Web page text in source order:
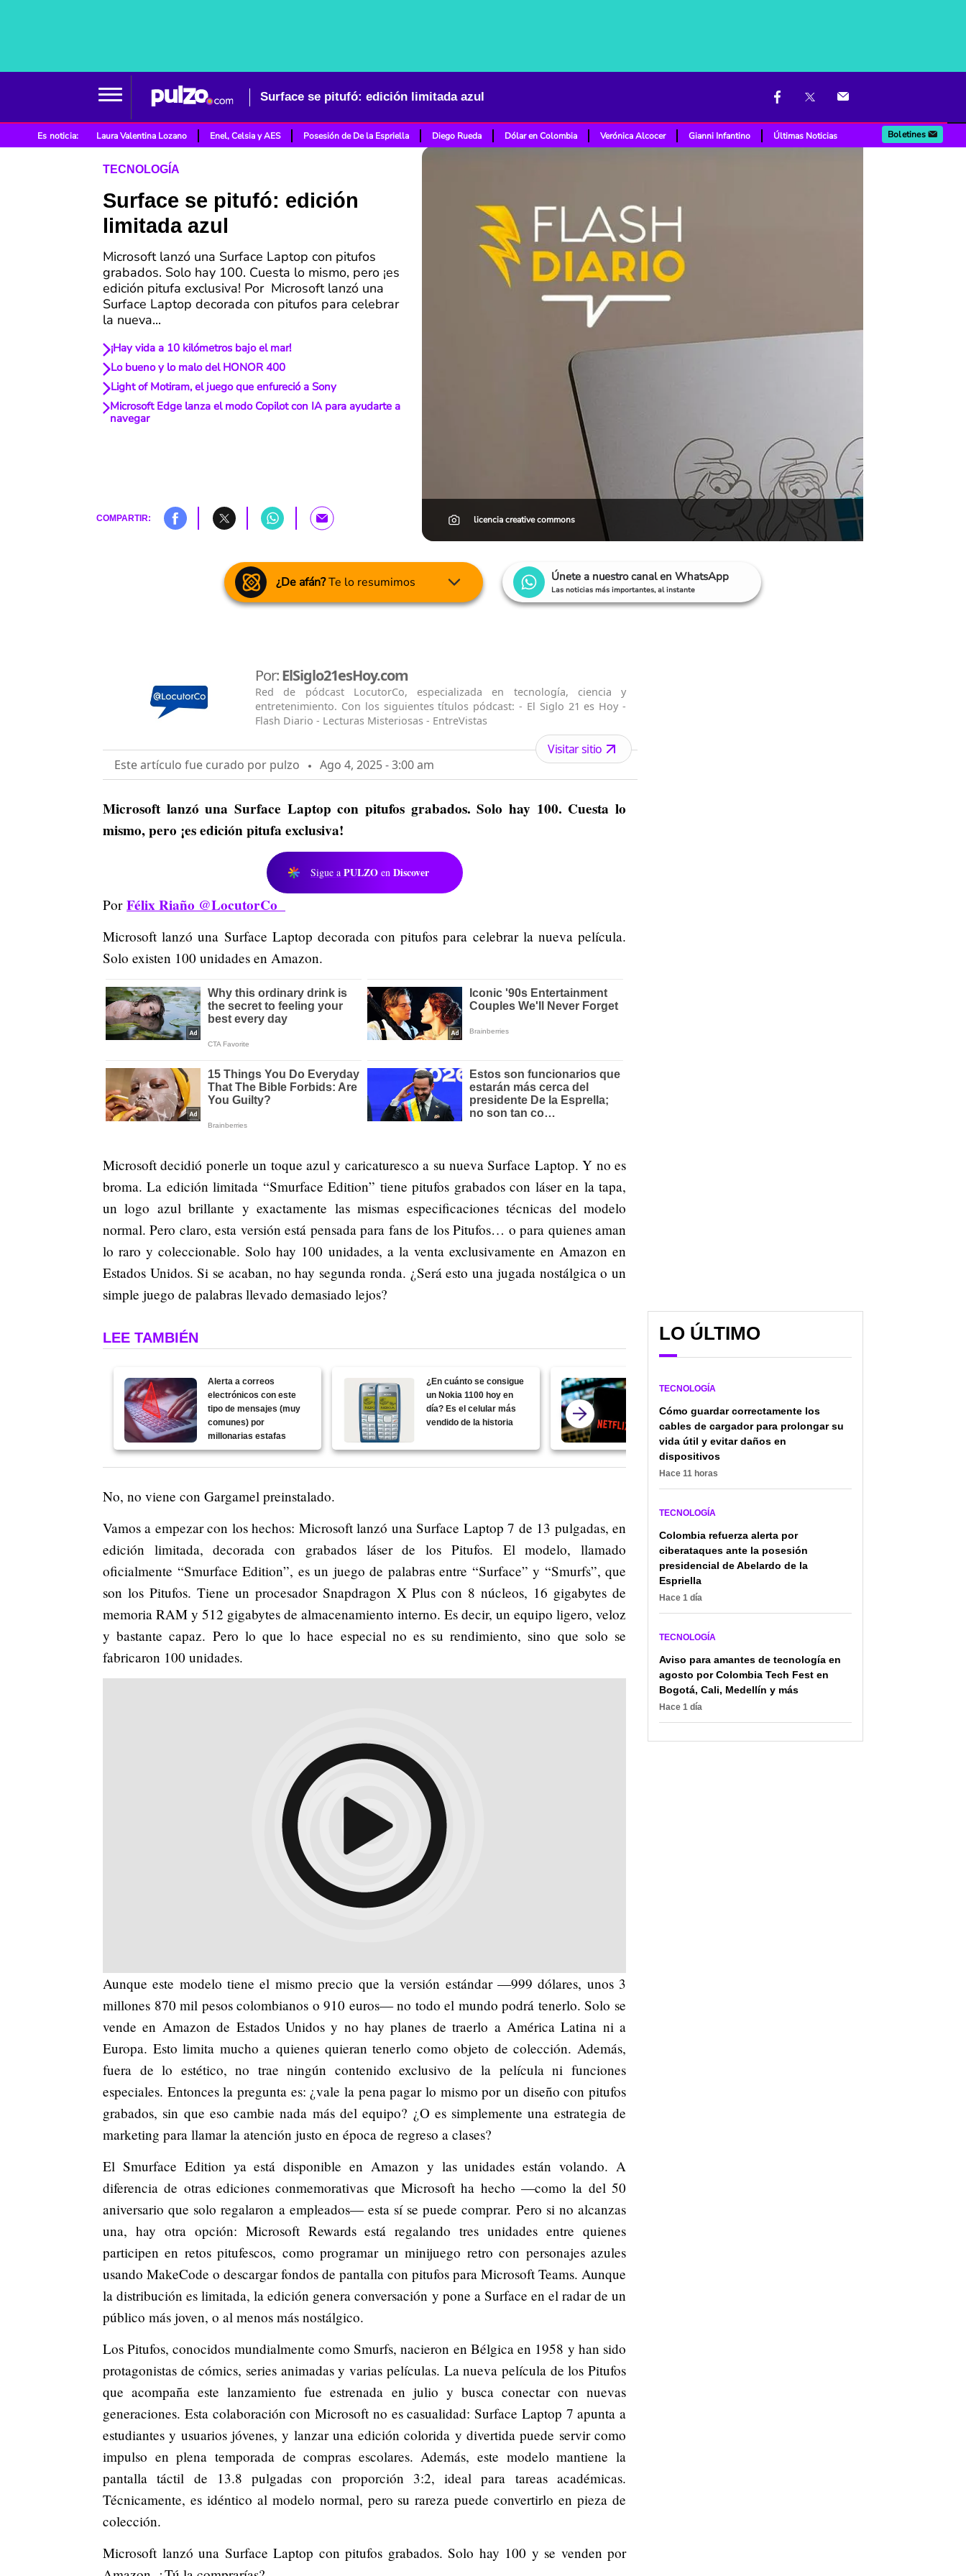
Surface se pitufó: edición limitada azul
Es noticia: Laura Valentina Lozano Enel, Celsia y AES Posesión de De la Espriella Diego Rueda Dólar en Colombia Verónica Alcocer Gianni Infantino Últimas Noticias Boletines
TECNOLOGÍA
Surface se pitufó: edición
limitada azul
Microsoft lanzó una Surface Laptop con pitufos
grabados. Solo hay 100. Cuesta lo mismo, pero ¡es
edición pitufa exclusiva! Por Microsoft lanzó una
Surface Laptop decorada con pitufos para celebrar
la nueva...
¡Hay vida a 10 kilómetros bajo el mar!
Lo bueno y lo malo del HONOR 400
Light of Motiram, el juego que enfureció a Sony
Microsoft Edge lanza el modo Copilot con IA para ayudarte a
navegar
COMPARTIR: licencia creative commons
¿De afán?Te lo resumimos Únete a nuestro canal en WhatsApp
Las noticias más importantes, al instante
Por:ElSiglo21esHoy.com
Red de pódcast LocutorCo, especializada en tecnología, ciencia y
entretenimiento. Con los siguientes títulos pódcast: - El Siglo 21 es Hoy -
Flash Diario - Lecturas Misteriosas - EntreVistas
Este artículo fue curado por pulzo Ago 4, 2025 - 3:00 am
Visitar sitio
Microsoft lanzó una Surface Laptop con pitufos grabados. Solo hay 100. Cuesta lo
mismo, pero ¡es edición pitufa exclusiva!
Sigue a PULZO en Discover
Por Félix Riaño @LocutorCo
Microsoft lanzó una Surface Laptop decorada con pitufos para celebrar la nueva película.
Solo existen 100 unidades en Amazon.
Microsoft decidió ponerle un toque azul y caricaturesco a su nueva Surface Laptop. Y no es
broma. La edición limitada “Smurface Edition” tiene pitufos grabados con láser en la tapa,
un logo azul brillante y exactamente las mismas especificaciones técnicas del modelo
normal. Pero claro, esta versión está pensada para fans de los Pitufos… o para quienes aman
lo raro y coleccionable. Solo hay 100 unidades, a la venta exclusivamente en Amazon en
Estados Unidos. Si se acaban, no hay segunda ronda. ¿Será esto una jugada nostálgica o un
simple juego de palabras llevado demasiado lejos?
LEE TAMBIÉN
Alerta a correos
electrónicos con este
tipo de mensajes (muy
comunes) por
millonarias estafas
¿En cuánto se consigue
un Nokia 1100 hoy en
día? Es el celular más
vendido de la historia
Tener Netflix va a salir
más caro: suscripción
más pagada va a
desaparecer muy pronto
No, no viene con Gargamel preinstalado.
Vamos a empezar con los hechos: Microsoft lanzó una Surface Laptop 7 de 13 pulgadas, en
edición limitada, decorada con grabados láser de los Pitufos. El modelo, llamado
oficialmente “Smurface Edition”, es un juego de palabras entre “Surface” y “Smurfs”, que
son los Pitufos. Tiene un procesador Snapdragon X Plus con 8 núcleos, 16 gigabytes de
memoria RAM y 512 gigabytes de almacenamiento interno. Es decir, un equipo ligero, veloz
y bastante capaz. Pero lo que lo hace especial no es su rendimiento, sino que solo se
fabricaron 100 unidades.
Aunque este modelo tiene el mismo precio que la versión estándar —999 dólares, unos 3
millones 870 mil pesos colombianos o 910 euros— no todo el mundo podrá tenerlo. Solo se
vende en Amazon de Estados Unidos y no hay planes de traerlo a América Latina ni a
Europa. Esto limita mucho a quienes quieran tenerlo como objeto de colección. Además,
fuera de lo estético, no trae ningún contenido exclusivo de la película ni funciones
especiales. Entonces la pregunta es: ¿vale la pena pagar lo mismo por un diseño con pitufos
grabados, sin que eso cambie nada más del equipo? ¿O es simplemente una estrategia de
marketing para llamar la atención justo en época de regreso a clases?
El Smurface Edition ya está disponible en Amazon y las unidades están volando. A
diferencia de otras ediciones conmemorativas que Microsoft ha hecho —como la del 50
aniversario que solo regalaron a empleados— esta sí se puede comprar. Pero si no alcanzas
una, hay otra opción: Microsoft Rewards está regalando tres unidades entre quienes
participen en retos pitufescos, como programar un minijuego retro con personajes azules
usando MakeCode o descargar fondos de pantalla con pitufos para Microsoft Teams. Aunque
la distribución es limitada, la edición genera conversación y pone a Surface en el radar de un
público más joven, o al menos más nostálgico.
Los Pitufos, conocidos mundialmente como Smurfs, nacieron en Bélgica en 1958 y han sido
protagonistas de cómics, series animadas y varias películas. La nueva película de los Pitufos
que acompaña este lanzamiento fue estrenada en julio y busca conectar con nuevas
generaciones. Esta colaboración con Microsoft no es casualidad: Surface Laptop 7 apunta a
estudiantes y usuarios jóvenes, y lanzar una edición colorida y divertida puede servir como
impulso en plena temporada de compras escolares. Además, este modelo mantiene la
pantalla táctil de 13.8 pulgadas con proporción 3:2, ideal para tareas académicas.
Técnicamente, es idéntico al modelo normal, pero su rareza puede convertirlo en pieza de
colección.
Microsoft lanzó una Surface Laptop con pitufos grabados. Solo hay 100 y se venden por
LO ÚLTIMO
TECNOLOGÍA
Cómo guardar correctamente los
cables de cargador para prolongar su
vida útil y evitar daños en
dispositivos
Hace 11 horas
TECNOLOGÍA
Colombia refuerza alerta por
ciberataques ante la posesión
presidencial de Abelardo de la
Espriella
Hace 1 día
TECNOLOGÍA
Aviso para amantes de tecnología en
agosto por Colombia Tech Fest en
Bogotá, Cali, Medellín y más
Hace 1 día